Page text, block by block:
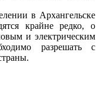
в Архангельске
крайне редко, о
и электрическим
разрешать с